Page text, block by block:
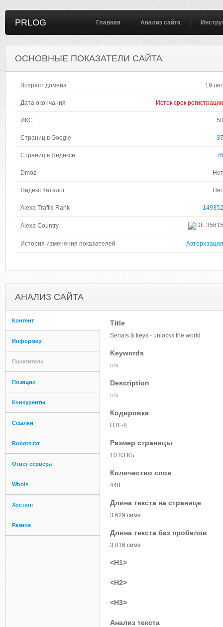
PRLOG Главная Анализ сайта
ОСНОВНЫЕ ПОКАЗАТЕЛИ САЙТА
Возраст домена 19 лет
Дата окончания Истек срок регистрации
ИКС 50
Страниц в Google 37
Страниц в Яндексе 76
Dmoz Нет
Яндекс Каталог Нет
Alexa Traffic Rank 149352
Alexa Country 35615
История изменения показателей Авторизация
АНАЛИЗ САЙТА
Контент
Информер
Посетители
Позиции
Конкуренты
Ссылки
Robots.txt
Ответ сервера
Whois
Хостинг
Разное
Title
Serials & keys - unlocks the world
Keywords
n/a
Description
n/a
Кодировка
UTF-8
Размер страницы
10.83 КБ
Количество слов
448
Длина текста на странице
3 629 симв.
Длина текста без пробелов
3 016 симв.
<H1>
<H2>
<H3>
Анализ текста